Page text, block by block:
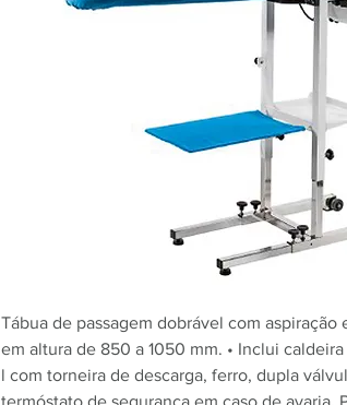
Tábua de passagem dobrável com
em altura de 850 a 1050 mm. • Inclui
l com torneira de descarga, ferro, dupla
termóstato de segurança em caso de avaria.